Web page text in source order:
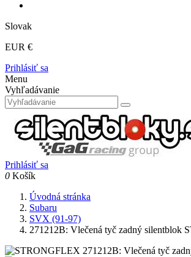
Slovak
EUR €
Prihlásiť sa
Menu
Vyhľadávanie
Prihlásiť sa
0 Košík
Úvodná stránka
Subaru
SVX (91-97)
271212B: Vlečená tyč zadný silentblok